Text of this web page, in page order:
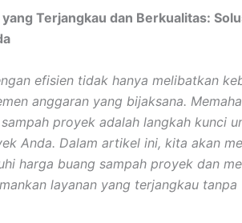
Terjangkau dan Berkualitas:
efisien tidak hanya melibatkan
anggaran yang bijaksana.
proyek adalah langkah kunci
Anda. Dalam artikel ini, kita akan
harga buang sampah proyek dan
layanan yang terjangkau tanpa